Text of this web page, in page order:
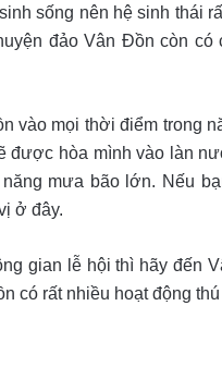
sống nên hệ sinh thái
đảo Vân Đồn còn
vào mọi thời điểm trong
được hòa mình vào làn
mưa bão lớn. Nếu
ở đây.
gian lễ hội thì hãy đến
có rất nhiều hoạt động